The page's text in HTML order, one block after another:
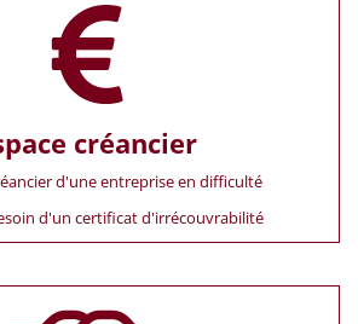
créancier
d'une entreprise en difficulté
d'un certificat d'irrécouvrabilité